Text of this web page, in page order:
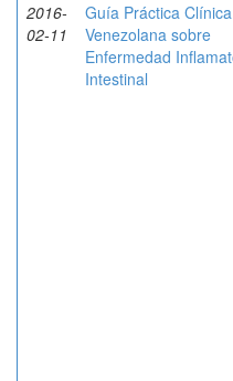
2016-
02-11
Guía Práctica Clínica
Venezolana sobre
Enfermedad
Intestinal